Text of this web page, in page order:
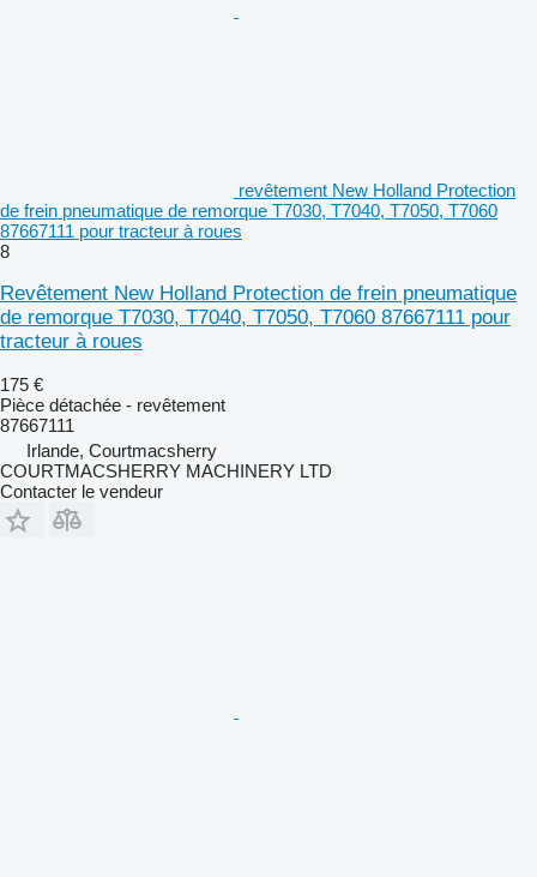
revêtement New Holland Protection
de frein pneumatique de remorque T7030, T7040, T7050, T7060
87667111 pour tracteur à roues
8
Revêtement New Holland Protection de frein pneumatique
de remorque T7030, T7040, T7050, T7060 87667111 pour
tracteur à roues
175 €
Pièce détachée - revêtement
87667111
Irlande, Courtmacsherry
COURTMACSHERRY MACHINERY LTD
Contacter le vendeur